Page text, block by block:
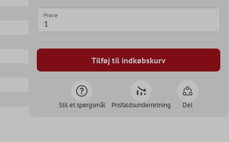
Prøve
Tilføj til indkøbskurv
Stil et spørgsmål Prisfaldsunderretning Del